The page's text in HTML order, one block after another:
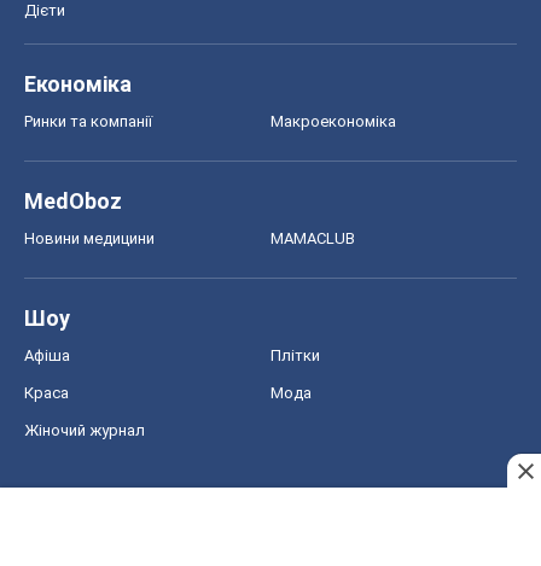
Дієти
Економіка
Ринки та компанії Макроекономіка
MedOboz
Новини медицини MAMACLUB
Шоу
Афіша Плітки
Краса Мода
Жіночий журнал